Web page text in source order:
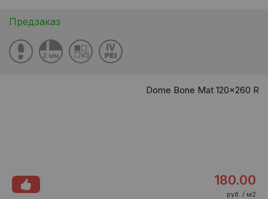
Предзаказ
Dome Bone Mat 120x260 R
180.00
руб. / м2